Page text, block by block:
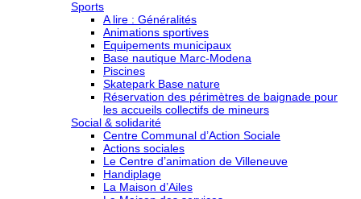
Sports
A lire : Généralités
Animations sportives
Equipements municipaux
Base nautique Marc-Modena
Piscines
Skatepark Base nature
Réservation des périmètres de baignade pour
les accueils collectifs de mineurs
Social & solidarité
Centre Communal d’Action Sociale
Actions sociales
Le Centre d’animation de Villeneuve
Handiplage
La Maison d’Ailes